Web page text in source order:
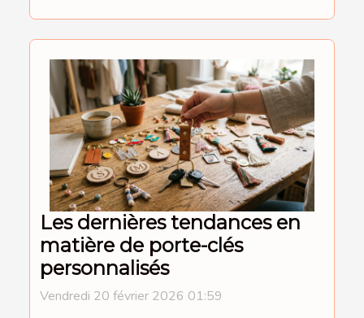
Les dernières tendances en
matière de porte-clés
personnalisés
Vendredi 20 février 2026 01:59